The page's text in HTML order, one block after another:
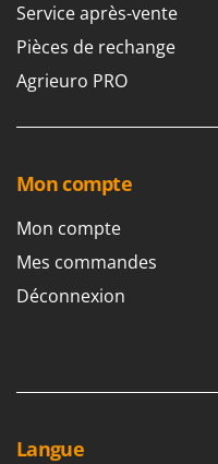
Service après-vente
Pièces de rechange
Agrieuro PRO
Mon compte
Mon compte
Mes commandes
Déconnexion
Langue